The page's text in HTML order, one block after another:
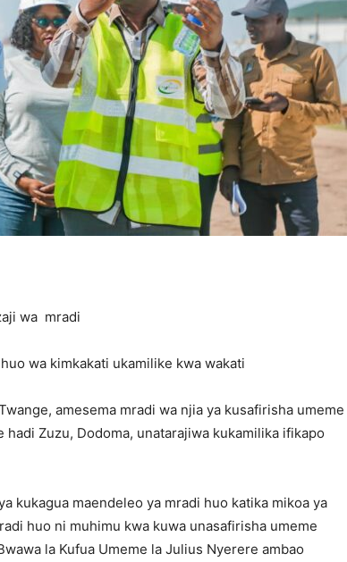
wa mradi
wa kimkakati ukamilike kwa wakati
amesema mradi wa njia ya kusafirisha umeme
Zuzu, Dodoma, unatarajiwa kukamilika ifikapo
kukagua maendeleo ya mradi huo katika mikoa ya
huo ni muhimu kwa kuwa unasafirisha umeme
la Kufua Umeme la Julius Nyerere ambao